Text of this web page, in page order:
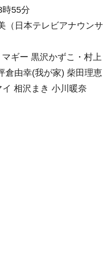
55分
（日本テレビアナウンサ
ギー 黒沢かずこ・村上
倉由幸(我が家) 柴田理恵
相沢まき 小川暖奈